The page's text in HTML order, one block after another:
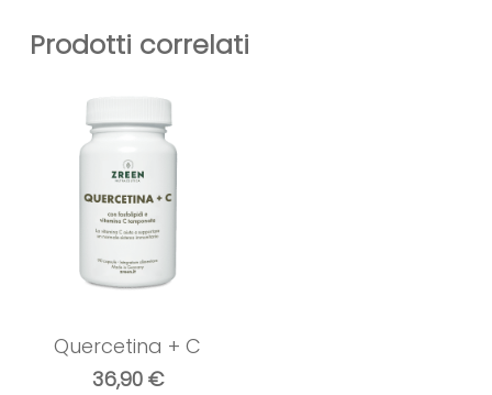
Prodotti correlati
Quercetina + C
36,90 €